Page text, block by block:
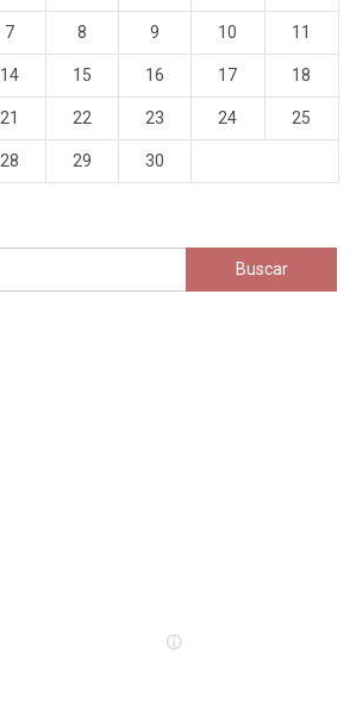
7 8 9 10 11
14 15 16 17 18
21 22 23 24 25
28 29
30